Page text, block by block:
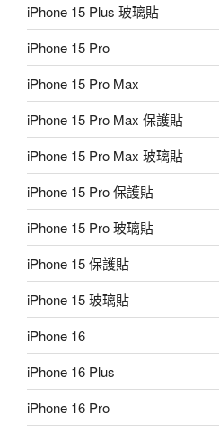
iPhone 15 Plus 玻璃貼
iPhone 15 Pro
iPhone 15 Pro Max
iPhone 15 Pro Max 保護貼
iPhone 15 Pro Max 玻璃貼
iPhone 15 Pro 保護貼
iPhone 15 Pro 玻璃貼
iPhone 15 保護貼
iPhone 15 玻璃貼
iPhone 16
iPhone 16 Plus
iPhone 16 Pro